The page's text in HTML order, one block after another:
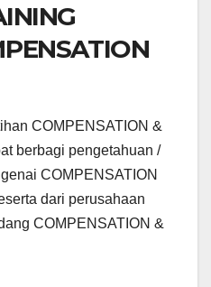
COMPENSATION &
berbagi pengetahuan /
COMPENSATION
dari perusahaan
COMPENSATION &